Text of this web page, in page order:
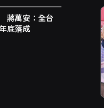
蔣萬安：全台
底落成